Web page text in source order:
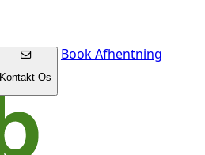
Kontakt Os
Book Afhentning